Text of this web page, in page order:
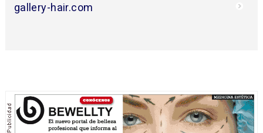
gallery-hair.com